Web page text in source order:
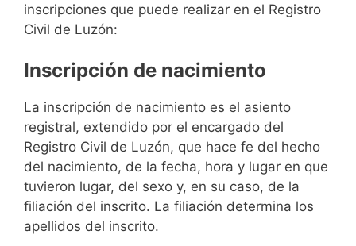
inscripciones que puede realizar en el Registro
Civil de Luzón:
Inscripción de nacimiento
La inscripción de nacimiento es el asiento
registral, extendido por el encargado del
Registro Civil de Luzón, que hace fe del hecho
del nacimiento, de la fecha, hora y lugar en que
tuvieron lugar, del sexo y, en su caso, de la
filiación del inscrito. La filiación determina los
apellidos del inscrito.